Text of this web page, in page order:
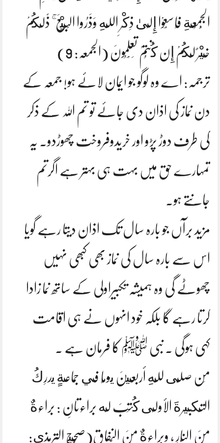
الْجُمُعَةِ فَاسْعَوْا إِلَىٰ ذِكْرِ اللَّهِ وَذَرُوا الْبَيْعَ ۚ ذَٰلِكُمْ
خَيْرٌ لَّكُمْ إِن كُنتُمْ تَعْلَمُونَ (الجمعہ: 9)
ترجمہ: اے وہ لوگو جو ایمان لائے ہو! جمعہ کے
دن نماز کی اذان دی جائے تو تم اللہ کے ذکر
کی طرف دوڑ پڑو اور خریدوفروخت چھوڑدو۔ یہ
تمہارے حق میں بہت ہی بہتر ہے اگرتم
جانتے ہو۔
مزید برآں جو بارہ سال تک اذان دیتا رہے گویا
اس سے بارہ سال کی نماز بھی کبھی نہیں
چھوٹے گی وہ ہمیشہ تکبیراولی کے ساتھ نما زادا
کرتا رہے گا بلکہ خود انہوں نے ہی اقامت
کہی ہوگی ۔ نبی ﷺ کا فرمان ہے ۔
مَن صلَّى للَّهِ أربعينَ يومًا في جماعةٍ يدرِكُ
التَّكبيرةَ الأولَى كُتِبَ لَه براءتانِ : براءةٌ
منَ النَّارِ ، وبراءةٌ منَ النِّفاقِ(صحيح الترمذي: